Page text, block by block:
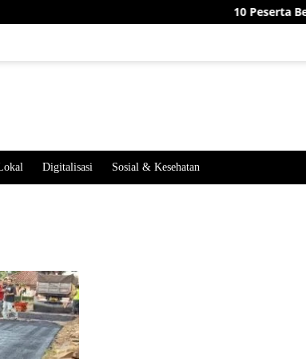
10 Peserta
Digitalisasi Sosial & Kesehatan